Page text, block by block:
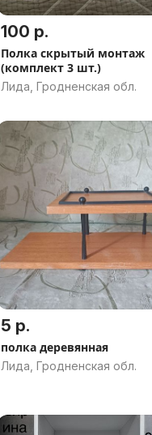
100 р.
Полка скрытый монтаж
(комплект 3 шт.)
Лида, Гродненская обл.
5 р.
полка деревянная
Лида, Гродненская обл.